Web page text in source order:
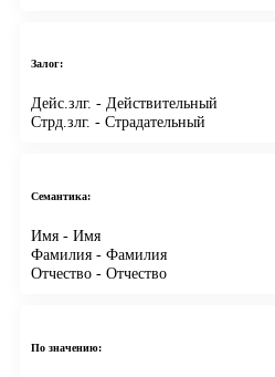
Залог:
Дейс.злг. - Действительный
Стрд.злг. - Страдательный
Семантика:
Имя - Имя
Фамилия - Фамилия
Отчество - Отчество
По значению: